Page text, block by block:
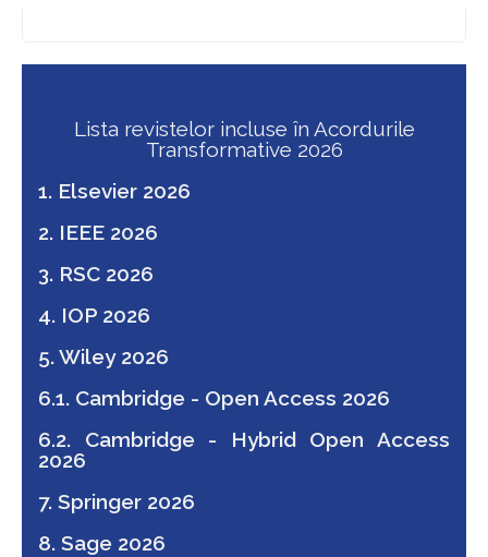
Lista revistelor incluse în Acordurile
Transformative 2026
1. Elsevier 2026
2. IEEE 2026
3. RSC 2026
4. IOP 2026
5. Wiley 2026
6.1. Cambridge - Open Access 2026
6.2. Cambridge - Hybrid Open Access
2026
7. Springer 2026
8. Sage 2026